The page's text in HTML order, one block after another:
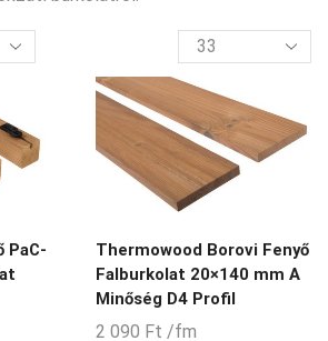
termék
per
oldal
PaC-
Thermowood Borovi Fenyő
Falburkolat 20×140 mm A
Minőség D4 Profil
2 090 Ft /fm